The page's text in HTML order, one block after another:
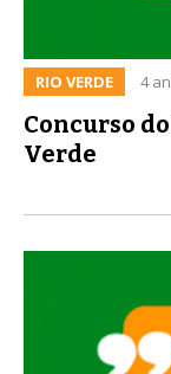
RIO VERDE 4
Concurso
Verde